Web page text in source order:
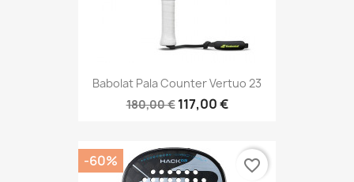
Babolat Pala Counter Vertuo 23
180,00 € 117,00 €
-60% favorite_border